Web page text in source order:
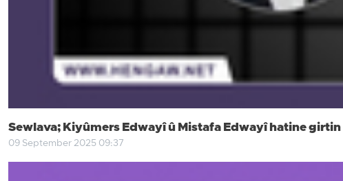
Sewlava; Kiyûmers Edwayî û Mistafa Edwayî hatine girtin
09 September 2025 09:37